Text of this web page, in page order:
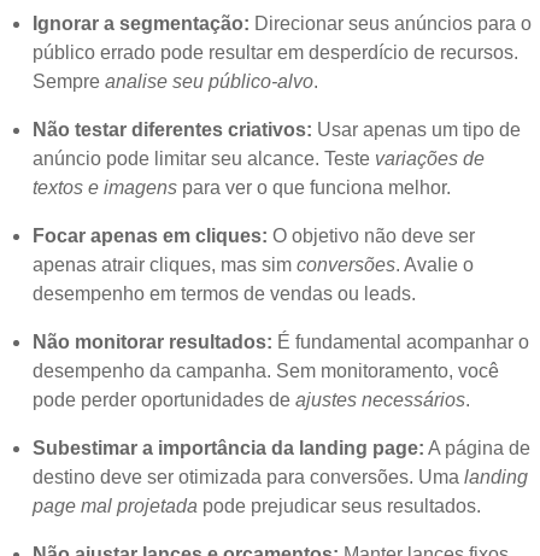
Ignorar a segmentação: Direcionar seus anúncios para o
público errado pode resultar em desperdício de recursos.
Sempreanalise seu público-alvo.
Não testar diferentes criativos: Usar apenas um tipo de
anúncio pode limitar seu alcance. Teste variações de
textos e imagens para ver o que funciona melhor.
Focar apenas em cliques: O objetivo não deve ser
apenas atrair cliques, mas simconversões. Avalie o
desempenho em termos de vendas ou leads.
Não monitorar resultados: É fundamental acompanhar o
desempenho da campanha. Sem monitoramento, você
pode perder oportunidades deajustes necessários.
Subestimar a importância da landing page: A página de
destino deve ser otimizada para conversões. Umalanding
page mal projetada pode prejudicar seus resultados.